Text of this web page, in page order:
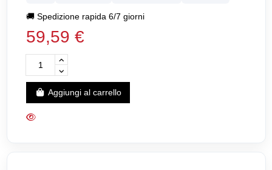
🚚Spedizione rapida 6/7 giorni
59,59 €
Aggiungi al carrello